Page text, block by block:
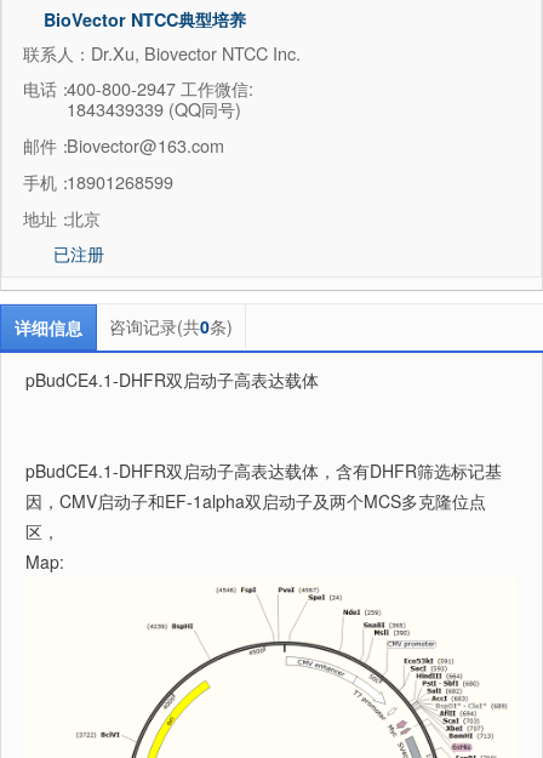
BioVector NTCC典型培养
联系人：Dr.Xu, Biovector NTCC Inc.
电话：400-800-2947 工作微信:
1843439339 (QQ同号)
邮件：Biovector@163.com
手机：18901268599
地址：北京
已注册
详细信息 咨询记录(共0条)
pBudCE4.1-DHFR双启动子高表达载体
pBudCE4.1-DHFR双启动子高表达载体，含有DHFR筛选标记基
因，CMV启动子和EF-1alpha双启动子及两个MCS多克隆位点
区，
Map: